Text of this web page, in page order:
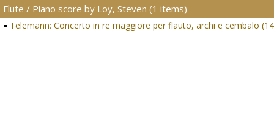
Flute / Piano score by Loy, Steven (1 items)
Telemann: Concerto in re maggiore per flauto, archi e cembalo